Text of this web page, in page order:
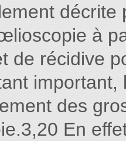
à
de récidive
des
En